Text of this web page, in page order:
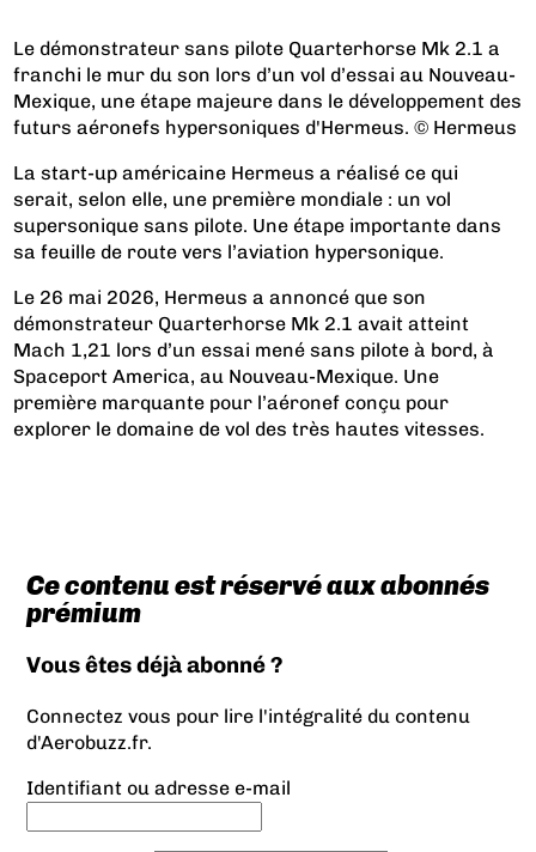
Le démonstrateur sans pilote Quarterhorse Mk 2.1 a
franchi le mur du son lors d’un vol d’essai au Nouveau-
Mexique, une étape majeure dans le développement des
futurs aéronefs hypersoniques d'Hermeus. © Hermeus
La start-up américaine Hermeus a réalisé ce qui
serait, selon elle, une première mondiale : un vol
supersonique sans pilote. Une étape importante dans
sa feuille de route vers l’aviation hypersonique.
Le 26 mai 2026, Hermeus a annoncé que son
démonstrateur Quarterhorse Mk 2.1 avait atteint
Mach 1,21 lors d’un essai mené sans pilote à bord, à
Spaceport America, au Nouveau-Mexique. Une
première marquante pour l’aéronef conçu pour
explorer le domaine de vol des très hautes vitesses.
Ce contenu est réservé aux abonnés
prémium
Vous êtes déjà abonné ?
Connectez vous pour lire l'intégralité du contenu
d'Aerobuzz.fr.
Identifiant ou adresse e-mail